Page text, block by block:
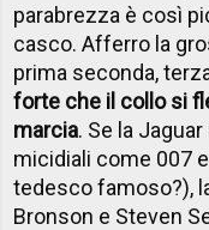
parabrezza è così
casco. Afferro la
prima seconda,
forte che il collo si
marcia. Se la
micidiali come 007
tedesco famoso?),
Bronson e Steven